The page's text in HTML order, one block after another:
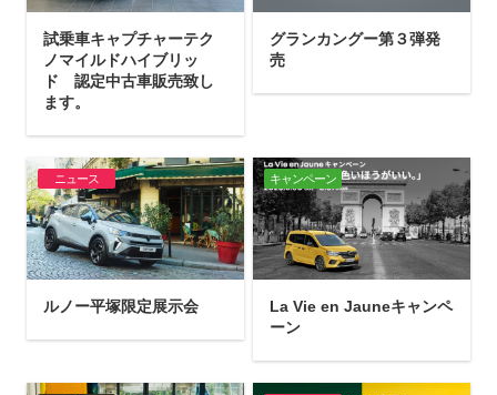
試乗車キャプチャーテク
ノマイルドハイブリッ
ド 認定中古車販売致し
ます。
グランカングー第３弾発
売
ニュース
ルノー平塚限定展示会
キャンペーン
La Vie en Jauneキャンペ
ーン